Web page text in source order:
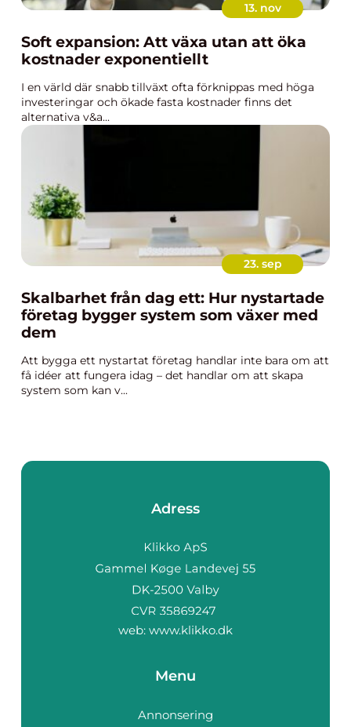
13. nov
Soft expansion: Att växa utan att öka
kostnader exponentiellt
I en värld där snabb tillväxt ofta förknippas med höga
investeringar och ökade fasta kostnader finns det
alternativa v&a...
23. sep
Skalbarhet från dag ett: Hur nystartade
företag bygger system som växer med
dem
Att bygga ett nystartat företag handlar inte bara om att
få idéer att fungera idag – det handlar om att skapa
system som kan v...
Adress
web: www.klikko.dk
Menu
Annonsering